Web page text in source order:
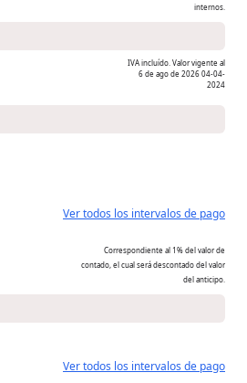
internos.
IVA incluído. Valor vigente al
6 de ago de 202604-04-
2024
Ver todos los intervalos de pago
Correspondiente al 1% del valor de
contado, el cual será descontado del valor
del anticipo.
Ver todos los intervalos de pago